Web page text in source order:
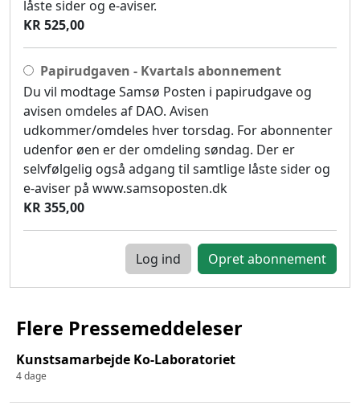
låste sider og e-aviser.
KR 525,00
Papirudgaven - Kvartals abonnement
Du vil modtage Samsø Posten i papirudgave og
avisen omdeles af DAO. Avisen
udkommer/omdeles hver torsdag. For abonnenter
udenfor øen er der omdeling søndag. Der er
selvfølgelig også adgang til samtlige låste sider og
e-aviser på www.samsoposten.dk
KR 355,00
Log ind
Flere Pressemeddeleser
Kunstsamarbejde Ko-Laboratoriet
4 dage